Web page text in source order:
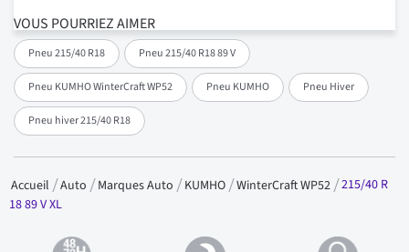
VOUS POURRIEZ AIMER
Pneu 215/40 R18 Pneu 215/40 R18 89 V
Pneu KUMHO WinterCraft WP52 Pneu KUMHO Pneu Hiver
Pneu hiver 215/40 R18
Accueil Auto Marques Auto KUMHO WinterCraft WP52 215/40 R
18 89 V XL